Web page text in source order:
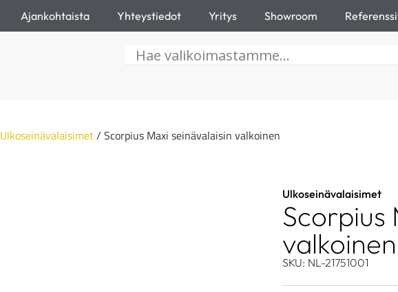
Ajankohtaista Yhteystiedot Yritys Showroom
Ulkoseinävalaisimet/ Scorpius Maxi seinävalaisin valkoinen
Ulkoseinävalaisimet
Scorpius
valkoinen
SKU: NL-21751001